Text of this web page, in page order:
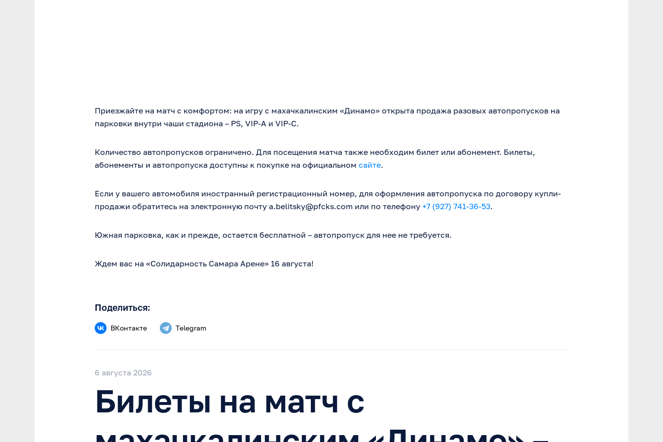
Приезжайте на матч с комфортом: на игру с махачкалинским «Динамо» открыта продажа разовых автопропусков на
парковки внутри чаши стадиона – PS, VIP-A и VIP-C.
Количество автопропусков ограничено. Для посещения матча также необходим билет или абонемент. Билеты,
абонементы и автопропуска доступны к покупке на официальном сайте.
Если у вашего автомобиля иностранный регистрационный номер, для оформления автопропуска по договору купли-
продажи обратитесь на электронную почту a.belitsky@pfcks.com или по телефону +7 (927) 741-36-53.
Южная парковка, как и прежде, остается бесплатной – автопропуск для нее не требуется.
Ждем вас на «Солидарность Самара Арене» 16 августа!
Поделиться:
ВКонтакте Telegram
6 августа 2026
Билеты на матч с